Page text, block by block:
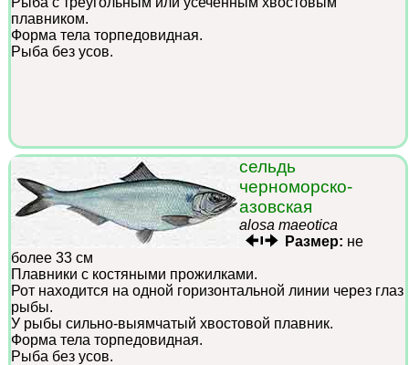
плавником.
Форма тела торпедовидная.
Рыба без усов.
сельдь
черноморско-
азовская
alosa maeotica
Размер: не
более 33 см
Плавники с костяными прожилками.
Рот находится на одной горизонтальной линии через глаз
рыбы.
У рыбы сильно-выямчатый хвостовой плавник.
Форма тела торпедовидная.
Рыба без усов.